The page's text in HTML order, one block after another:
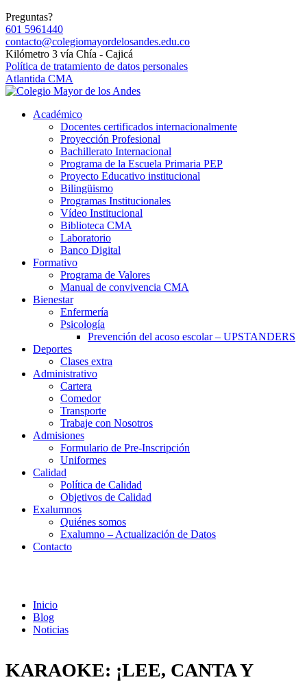
Preguntas?
601 5961440
contacto@colegiomayordelosandes.edu.co
Kilómetro 3 vía Chía - Cajicá
Política de tratamiento de datos personales
Atlantida CMA
Académico
Docentes certificados internacionalmente
Proyección Profesional
Bachillerato Internacional
Programa de la Escuela Primaria PEP
Proyecto Educativo institucional
Bilingüismo
Programas Institucionales
Vídeo Institucional
Biblioteca CMA
Laboratorio
Banco Digital
Formativo
Programa de Valores
Manual de convivencia CMA
Bienestar
Enfermería
Psicología
Prevención del acoso escolar – UPSTANDERS
Deportes
Clases extra
Administrativo
Cartera
Comedor
Transporte
Trabaje con Nosotros
Admisiones
Formulario de Pre-Inscripción
Uniformes
Calidad
Política de Calidad
Objetivos de Calidad
Exalumnos
Quiénes somos
Exalumno – Actualización de Datos
Contacto
Inicio
Blog
Noticias
KARAOKE: ¡LEE, CANTA Y